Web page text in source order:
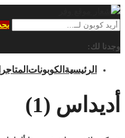
وجدنا لك:
الرئيسية الكوبونات المتاجر
أديداس (1)